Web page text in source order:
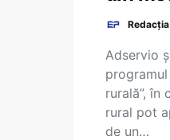
Redacția
Adservio
rurală”, în
rural pot
de un…